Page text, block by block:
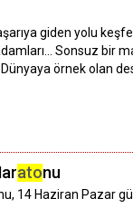
giden yolu
Sonsuz bir
örnek olan
atonu
14 Haziran Pazar